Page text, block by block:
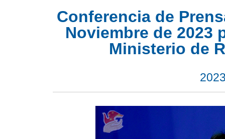
Conferencia de
Noviembre de 2023
Ministerio de